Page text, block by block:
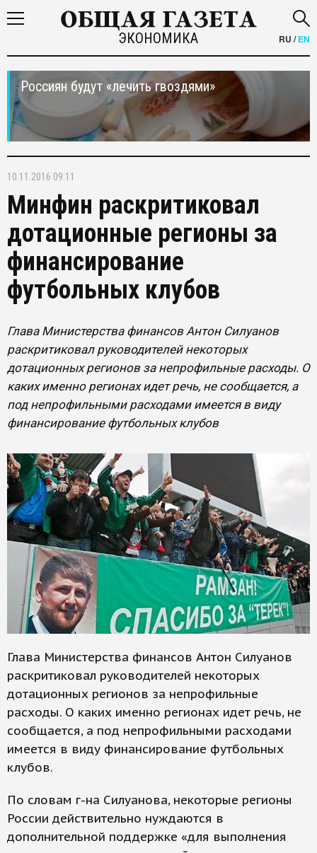
ЭКОНОМИКА RU /EN
Россиян будут «лечить гвоздями»
10.11.2016 09:11
Минфин раскритиковал
дотационные регионы за
финансирование
футбольных клубов
Глава Министерства финансов Антон Силуанов
раскритиковал руководителей некоторых
дотационных регионов за непрофильные расходы. О
каких именно регионах идет речь, не сообщается, а
под непрофильными расходами имеется в виду
финансирование футбольных клубов
Глава Министерства финансов Антон Силуанов
раскритиковал руководителей некоторых
дотационных регионов за непрофильные
расходы. О каких именно регионах идет речь, не
сообщается, а под непрофильными расходами
имеется в виду финансирование футбольных
клубов.
По словам г-на Силуанова, некоторые регионы
России действительно нуждаются в
дополнительной поддержке «для выполнения